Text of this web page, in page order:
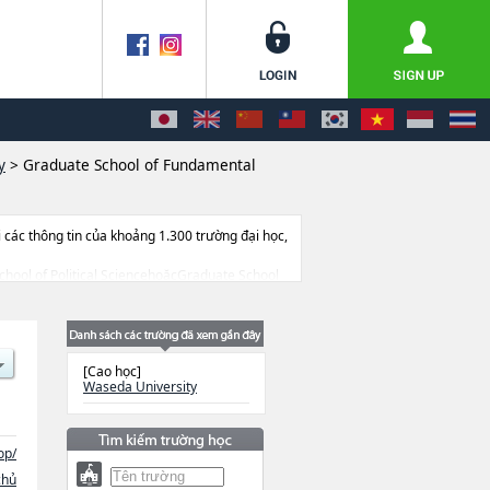
> Graduate School of Fundamental
các thông tin của khoảng 1.300 trường đại học,
of Political SciencehoặcGraduate School
School of
of Advanced Science and
Studies, thông tin về từng khoa
v.v...
[Cao học]
Waseda University